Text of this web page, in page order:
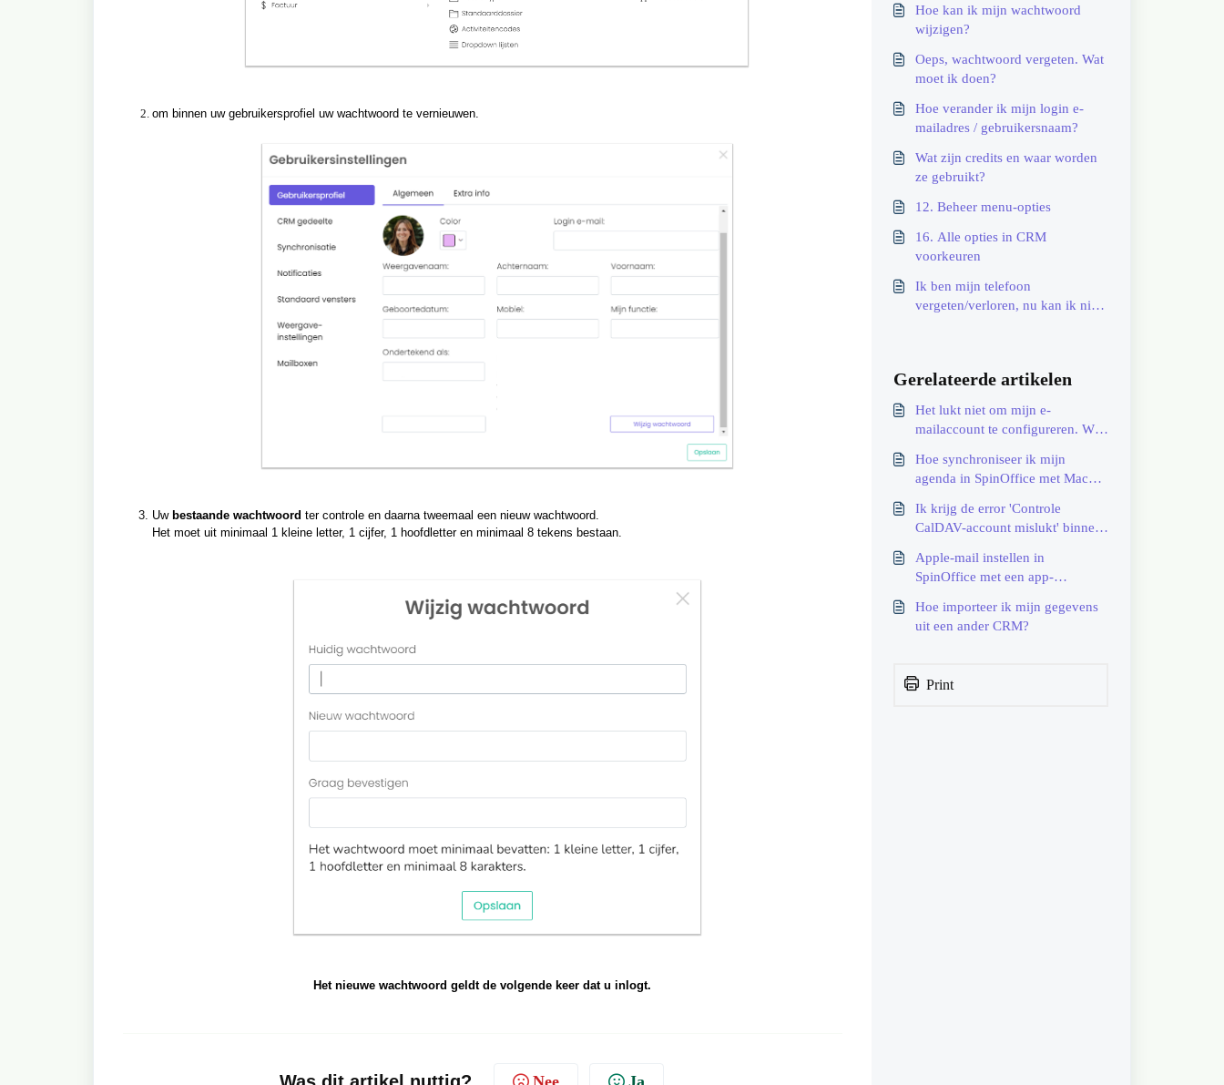
om binnen uw gebruikersprofiel uw wachtwoord te vernieuwen.
Uw bestaande wachtwoord ter controle en daarna tweemaal een nieuw wachtwoord.
Het moet uit minimaal 1 kleine letter, 1 cijfer, 1 hoofdletter en minimaal 8 tekens bestaan.
Het nieuwe wachtwoord geldt de volgende keer dat u inlogt.
Nee Ja
Hoe kan ik mijn wachtwoord
wijzigen?
Oeps, wachtwoord vergeten. Wat
moet ik doen?
Hoe verander ik mijn login e-
mailadres / gebruikersnaam?
Wat zijn credits en waar worden
ze gebruikt?
12. Beheer menu-opties
16. Alle opties in CRM
voorkeuren
Ik ben mijn telefoon
vergeten/verloren, nu kan ik niet
Gerelateerde artikelen
Het lukt niet om mijn e-
mailaccount te configureren. Wat
Hoe synchroniseer ik mijn
agenda in SpinOffice met Mac
Ik krijg de error 'Controle
CalDAV-account mislukt' binnen
Apple-mail instellen in
SpinOffice met een app-
Hoe importeer ik mijn gegevens
uit een ander CRM?
Print